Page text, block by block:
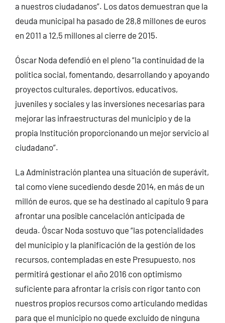
a nuestros ciudadanos”. Los datos demuestran que la
deuda municipal ha pasado de 28,8 millones de euros
en 2011 a 12,5 millones al cierre de 2015.
Óscar Noda defendió en el pleno “la continuidad de la
política social, fomentando, desarrollando y apoyando
proyectos culturales, deportivos, educativos,
juveniles y sociales y las inversiones necesarias para
mejorar las infraestructuras del municipio y de la
propia Institución proporcionando un mejor servicio al
ciudadano”.
La Administración plantea una situación de superávit,
tal como viene sucediendo desde 2014, en más de un
millón de euros, que se ha destinado al capítulo 9 para
afrontar una posible cancelación anticipada de
deuda. Óscar Noda sostuvo que “las potencialidades
del municipio y la planificación de la gestión de los
recursos, contempladas en este Presupuesto, nos
permitirá gestionar el año 2016 con optimismo
suficiente para afrontar la crisis con rigor tanto con
nuestros propios recursos como articulando medidas
para que el municipio no quede excluido de ninguna